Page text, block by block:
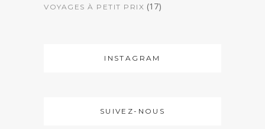
VOYAGES À PETIT PRIX (17)
INSTAGRAM
SUIVEZ-NOUS